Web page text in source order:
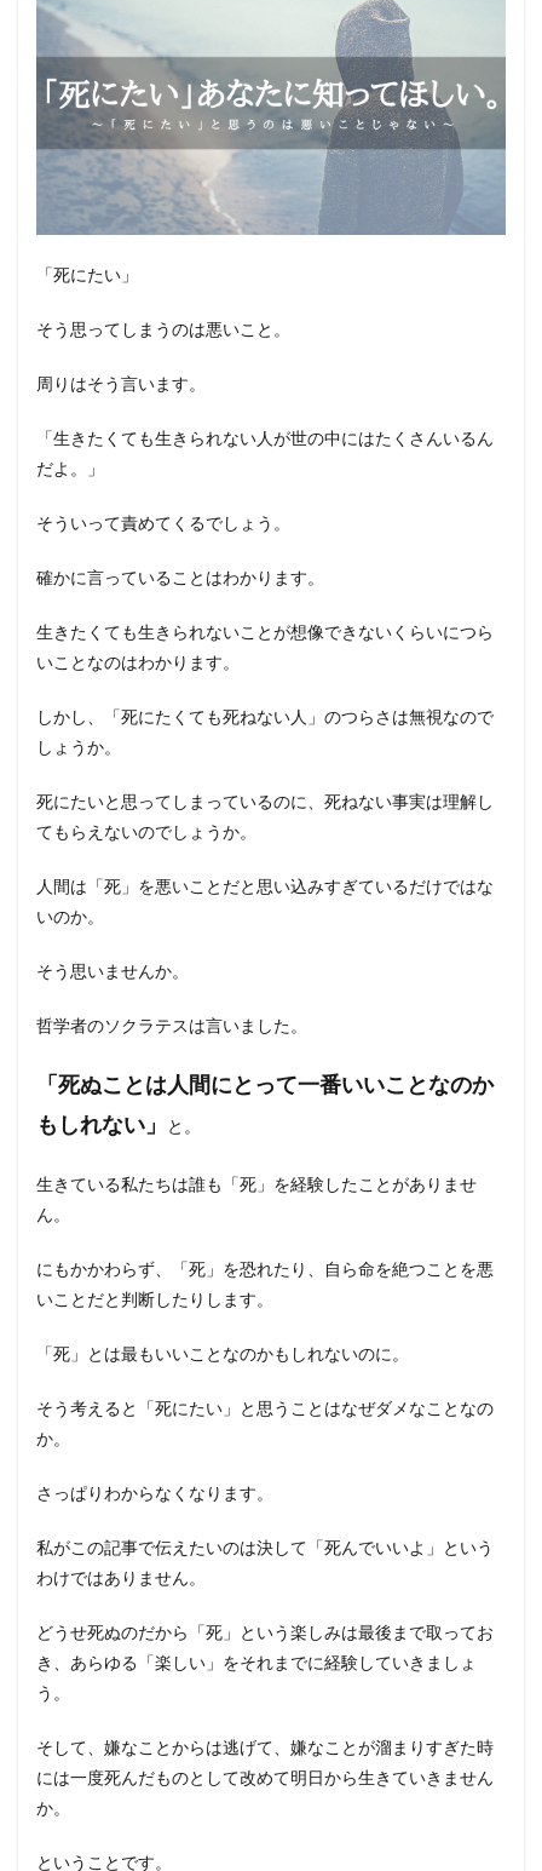
「死にたい」
そう思ってしまうのは悪いこと。
周りはそう言います。
「生きたくても生きられない人が世の中にはたくさんいるん
だよ。」
そういって責めてくるでしょう。
確かに言っていることはわかります。
生きたくても生きられないことが想像できないくらいにつら
いことなのはわかります。
しかし、「死にたくても死ねない人」のつらさは無視なので
しょうか。
死にたいと思ってしまっているのに、死ねない事実は理解し
てもらえないのでしょうか。
人間は「死」を悪いことだと思い込みすぎているだけではな
いのか。
そう思いませんか。
哲学者のソクラテスは言いました。
「死ぬことは人間にとって一番いいことなのか
もしれない」
と。
生きている私たちは誰も「死」を経験したことがありませ
ん。
にもかかわらず、「死」を恐れたり、自ら命を絶つことを悪
いことだと判断したりします。
「死」とは最もいいことなのかもしれないのに。
そう考えると「死にたい」と思うことはなぜダメなことなの
か。
さっぱりわからなくなります。
私がこの記事で伝えたいのは決して「死んでいいよ」という
わけではありません。
どうせ死ぬのだから「死」という楽しみは最後まで取ってお
き、あらゆる「楽しい」をそれまでに経験していきましょ
う。
そして、嫌なことからは逃げて、嫌なことが溜まりすぎた時
には一度死んだものとして改めて明日から生きていきません
か。
ということです。